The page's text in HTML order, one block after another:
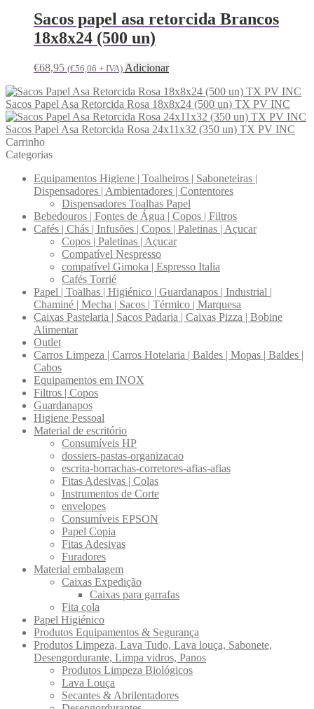
Sacos papel asa retorcida Brancos
18x8x24 (500 un)
€68,95 (€56,06 + IVA) Adicionar
Sacos Papel Asa Retorcida Rosa 18x8x24 (500 un) TX PV INC
Sacos Papel Asa Retorcida Rosa 24x11x32 (350 un) TX PV INC
Carrinho
Categorias
Equipamentos Higiene | Toalheiros | Saboneteiras |
Dispensadores | Ambientadores | Contentores
Dispensadores Toalhas Papel
Bebedouros | Fontes de Água | Copos | Filtros
Cafés | Chás | Infusões | Copos | Paletinas | Açucar
Copos | Paletinas | Açucar
Compatível Nespresso
compatível Gimoka | Espresso Italia
Cafés Torrié
Papel | Toalhas | Higiénico | Guardanapos | Industrial |
Chaminé | Mecha | Sacos | Térmico | Marquesa
Caixas Pastelaria | Sacos Padaria | Caixas Pizza | Bobine
Alimentar
Outlet
Carros Limpeza | Carros Hotelaria | Baldes | Mopas | Baldes |
Cabos
Equipamentos em INOX
Filtros | Copos
Guardanapos
Higiene Pessoal
Material de escritório
Consumíveis HP
dossiers-pastas-organizacao
escrita-borrachas-corretores-afias-afias
Fitas Adesivas | Colas
Instrumentos de Corte
envelopes
Consumíveis EPSON
Papel Copia
Fitas Adesivas
Furadores
Material embalagem
Caixas Expedição
Caixas para garrafas
Fita cola
Papel Higiénico
Produtos Equipamentos & Segurança
Produtos Limpeza, Lava Tudo, Lava louça, Sabonete,
Desengordurante, Limpa vidros, Panos
Produtos Limpeza Biológicos
Lava Louça
Secantes & Abrilentadores